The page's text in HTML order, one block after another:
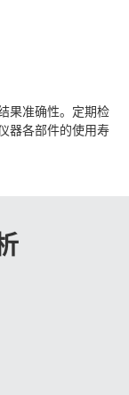
果准确性。定期检
器各部件的使用寿